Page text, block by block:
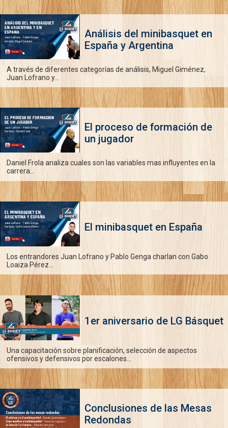
Análisis del minibasquet en
España y Argentina
A través de diferentes categorías de análisis, Miguel Giménez,
Juan Lofrano y...
El proceso de formación de
un jugador
Daniel Frola analiza cuales son las variables mas influyentes en la
carrera...
El minibasquet en España
Los entrandores Juan Lofrano y Pablo Genga charlan con Gabo
Loaiza Pérez...
1er aniversario de LG Básquet
Una capacitación sobre planificación, selección de aspectos
ofensivos y defensivos por escalones...
Conclusiones de las Mesas
Redondas